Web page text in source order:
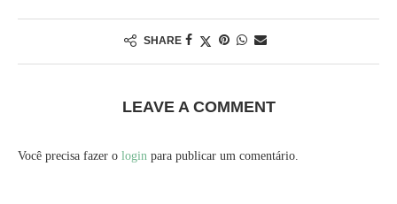
SHARE
LEAVE A COMMENT
Você precisa fazer o login para publicar um comentário.